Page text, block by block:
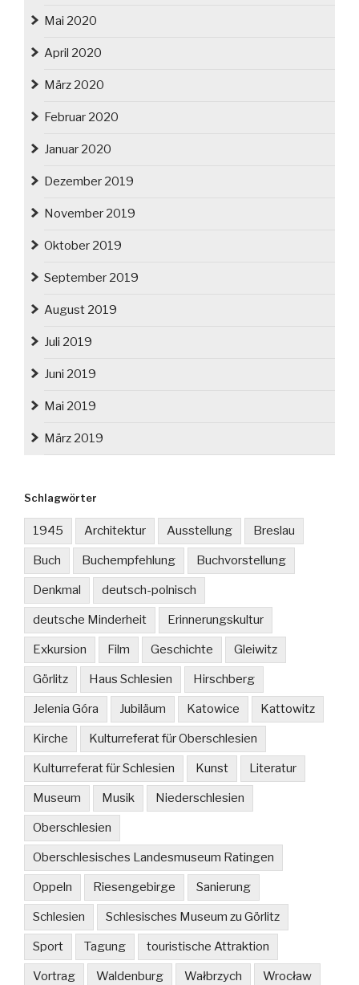
Mai 2020
April 2020
März 2020
Februar 2020
Januar 2020
Dezember 2019
November 2019
Oktober 2019
September 2019
August 2019
Juli 2019
Juni 2019
Mai 2019
März 2019
Schlagwörter
1945 Architektur Ausstellung Breslau
Buch Buchempfehlung Buchvorstellung
Denkmal deutsch-polnisch
deutsche Minderheit Erinnerungskultur
Exkursion Film Geschichte Gleiwitz
Görlitz Haus Schlesien Hirschberg
Jelenia Góra Jubiläum Katowice Kattowitz
Kirche Kulturreferat für Oberschlesien
Kulturreferat für Schlesien Kunst Literatur
Museum Musik Niederschlesien
Oberschlesien
Oberschlesisches Landesmuseum Ratingen
Oppeln Riesengebirge Sanierung
Schlesien Schlesisches Museum zu Görlitz
Sport Tagung touristische Attraktion
Vortrag Waldenburg Wałbrzych Wrocław